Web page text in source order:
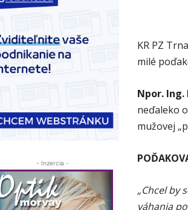
- Inzercia -
KR PZ
milé
Npor. Ing.
neďaleko
mužovej
„Chcel by
váhania